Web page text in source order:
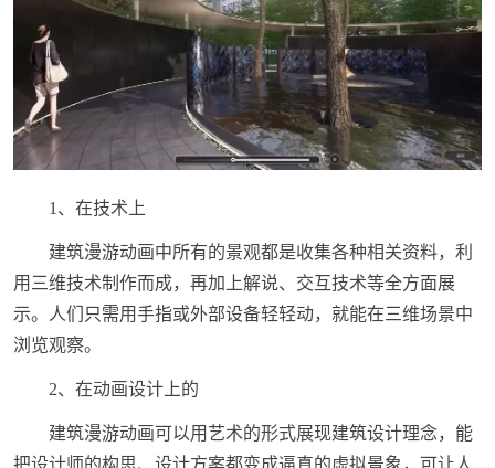
1、在技术上
建筑漫游动画中所有的景观都是收集各种相关资料，利
用三维技术制作而成，再加上解说、交互技术等全方面展
示。人们只需用手指或外部设备轻轻动，就能在三维场景中
浏览观察。
2、在动画设计上的
建筑漫游动画可以用艺术的形式展现建筑设计理念，能
把设计师的构思、设计方案都变成逼真的虚拟景象，可让人